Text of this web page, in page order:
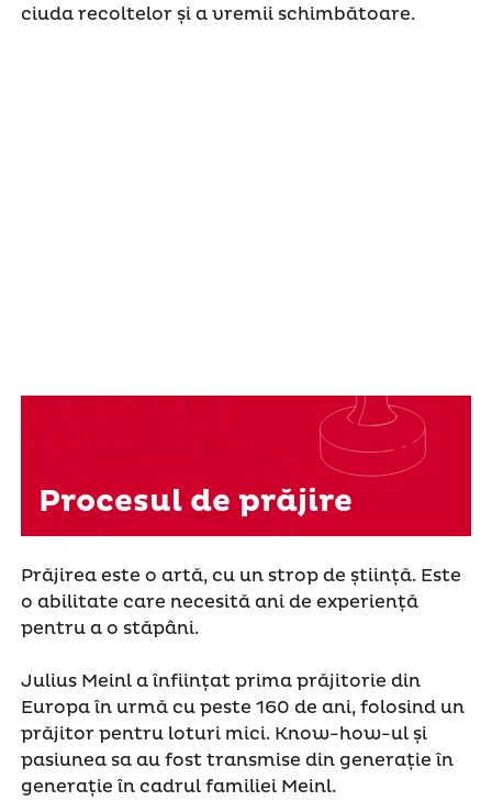
ciuda recoltelor și a vremii schimbătoare.
Prăjirea este o artă, cu un strop de știință. Este
o abilitate care necesită ani de experiență
pentru a o stăpâni.
Julius Meinl a înființat prima prăjitorie din
Europa în urmă cu peste 160 de ani, folosind un
prăjitor pentru loturi mici. Know-how-ul și
pasiunea sa au fost transmise din generație în
generație în cadrul familiei Meinl.
Procesul de prăjire